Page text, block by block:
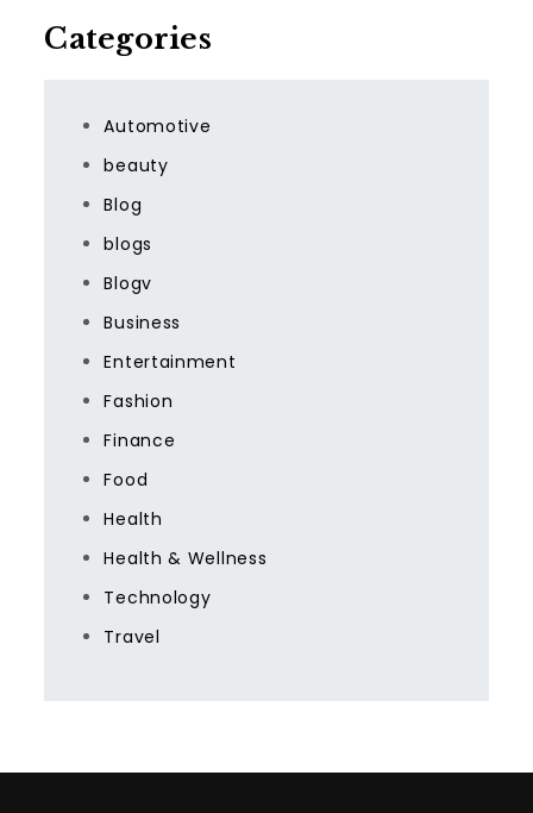
Categories
Automotive
beauty
Blog
blogs
Blogv
Business
Entertainment
Fashion
Finance
Food
Health
Health & Wellness
Technology
Travel